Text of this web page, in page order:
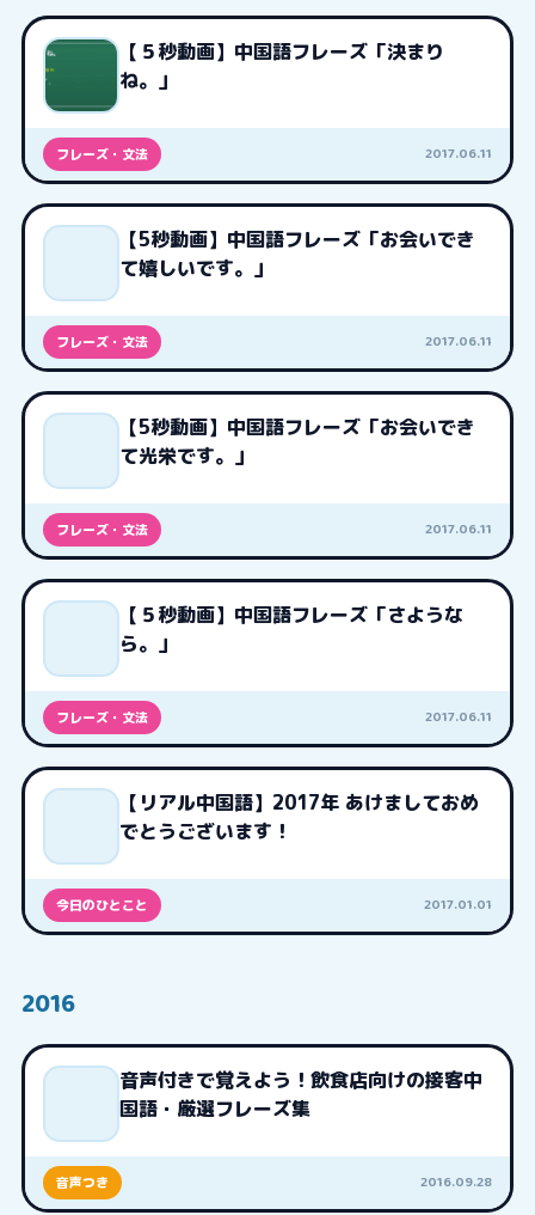
【５秒動画】中国語フレーズ「決まり
ね。」
フレーズ・文法 2017.06.11
【5秒動画】中国語フレーズ「お会いでき
て嬉しいです。」
フレーズ・文法 2017.06.11
【5秒動画】中国語フレーズ「お会いでき
て光栄です。」
フレーズ・文法 2017.06.11
【５秒動画】中国語フレーズ「さような
ら。」
フレーズ・文法 2017.06.11
【リアル中国語】2017年 あけましておめ
でとうございます！
今日のひとこと 2017.01.01
2016
音声付きで覚えよう！飲食店向けの接客中
国語・厳選フレーズ集
音声つき 2016.09.28